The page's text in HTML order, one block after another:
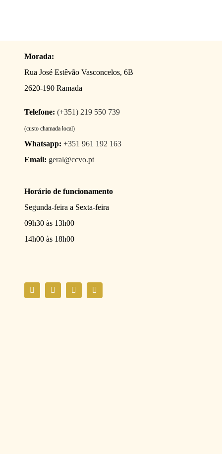
Morada:
Rua José Estêvão Vasconcelos, 6B
2620-190 Ramada
Telefone: (+351) 219 550 739
(custo chamada local)
Whatsapp: +351 961 192 163
Email: geral@ccvo.pt
Horário de funcionamento
Segunda-feira a Sexta-feira
09h30 às 13h00
14h00 às 18h00